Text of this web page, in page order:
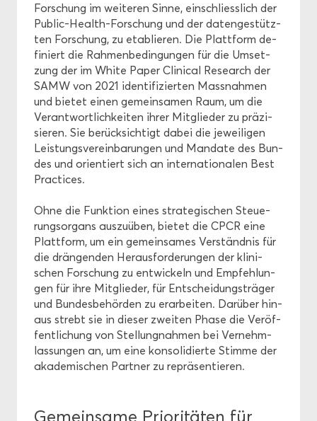
For­schung im wei­te­ren Sinne, ein­schliess­lich der
Public-​Health-Forschung und der da­ten­ge­stütz­
ten For­schung, zu eta­blie­ren. Die Platt­form de­
fi­niert die Rah­men­be­din­gun­gen für die Um­set­
zung der im White Paper Cli­ni­cal Re­se­arch der
SAMW von 2021 iden­ti­fi­zier­ten Mass­nah­men
und bie­tet einen ge­mein­sa­men Raum, um die
Ver­ant­wort­lich­kei­ten ihrer Mit­glie­der zu prä­zi­
sie­ren. Sie be­rück­sich­tigt dabei die je­wei­li­gen
Leis­tungs­ver­ein­ba­run­gen und Man­da­te des Bun­
des und ori­en­tiert sich an in­ter­na­tio­na­len Best
Prac­tices.
Ohne die Funk­ti­on eines stra­te­gi­schen Steue­
rungs­or­gans aus­zu­üben, bie­tet die CPCR eine
Platt­form, um ein ge­mein­sa­mes Ver­ständ­nis für
die drän­gen­den Her­aus­for­de­run­gen der kli­ni­
schen For­schung zu ent­wi­ckeln und Emp­feh­lun­
gen für ihre Mit­glie­der, für Ent­schei­dungs­trä­ger
und Bun­des­be­hör­den zu er­ar­bei­ten. Dar­über hin­
aus strebt sie in die­ser zwei­ten Phase die Ver­öf­
fent­li­chung von Stel­lung­nah­men bei Ver­nehm­
las­sun­gen an, um eine kon­so­li­dier­te Stim­me der
aka­de­mi­schen Part­ner zu re­prä­sen­tie­ren.
Ge­mein­sa­me Prio­ri­tä­ten für